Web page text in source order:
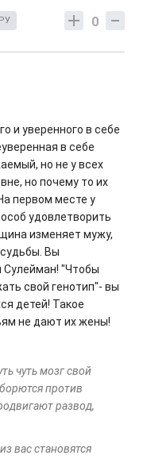
0
и уверенного в себе
в себе
но не у всех
но почему то их
первом месте у
удовлетворить
изменяет мужу,
Вы
Сулейман! "Чтобы
свой генотип"- вы
детей! Такое
не дают их жены!
чуть мозг свой
против
развод,
вас становятся